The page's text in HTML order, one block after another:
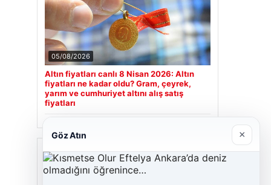
05/08/2026
Altın fiyatları canlı 8 Nisan 2026: Altın
fiyatları ne kadar oldu? Gram, çeyrek,
yarım ve cumhuriyet altını alış satış
fiyatları
Son Eklenen Firmalar
Hastaş Beton
Göz Atın ×